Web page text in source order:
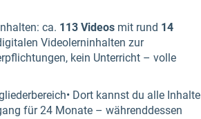
ca. 113 Videos mit rund 14
Videolerninhalten zur
kein Unterricht – volle
Dort kannst du alle Inhalte
für 24 Monate – währenddessen